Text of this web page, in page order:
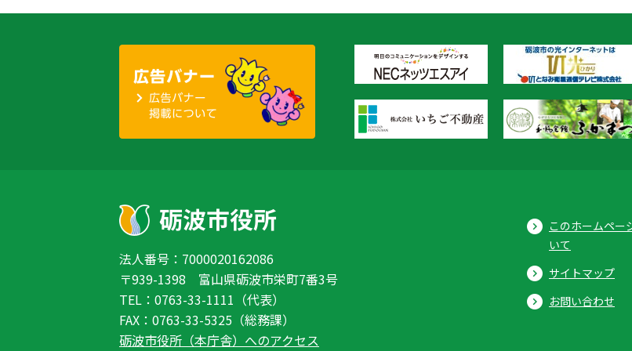
法人番号：7000020162086
〒939-1398 富山県砺波市栄町7番3号
TEL：0763-33-1111（代表）
FAX：0763-33-5325（総務課）
砺波市役所（本庁舎）へのアクセス
このホームペー
いて
サイトマップ
お問い合わせ